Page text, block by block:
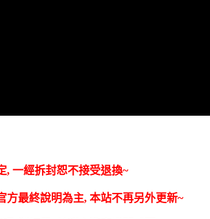
, 一經拆封恕不接受退換~
方最終說明為主, 本站不再另外更新~